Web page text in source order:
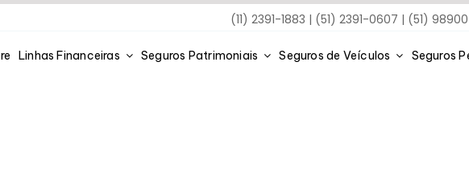
(11) 2391-1883 | (51) 2391-0607 | (51)
Linhas Financeiras Seguros Patrimoniais Seguros de Veículos Seguros